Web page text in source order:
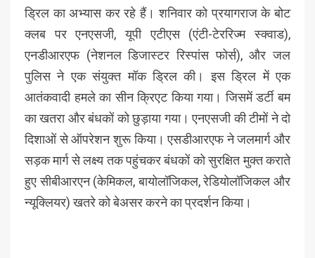
ड्रिल का अभ्यास कर रहे हैं। शनिवार को प्रयागराज के बोट
क्लब पर एनएसजी, यूपी एटीएस (एंटी-टेररिज्म स्क्वाड),
एनडीआरएफ (नेशनल डिजास्टर रिस्पांस फोर्स), और जल
पुलिस ने एक संयुक्त मॉक ड्रिल की। इस ड्रिल में एक
आतंकवादी हमले का सीन क्रिएट किया गया। जिसमें डर्टी बम
का खतरा और बंधकों को छुड़ाया गया। एनएसजी की टीमों ने दो
दिशाओं से ऑपरेशन शुरू किया। एसडीआरएफ ने जलमार्ग और
सड़क मार्ग से लक्ष्य तक पहुंचकर बंधकों को सुरक्षित मुक्त कराते
हुए सीबीआरएन (केमिकल, बायोलॉजिकल, रेडियोलॉजिकल और
न्यूक्लियर) खतरे को बेअसर करने का प्रदर्शन किया।